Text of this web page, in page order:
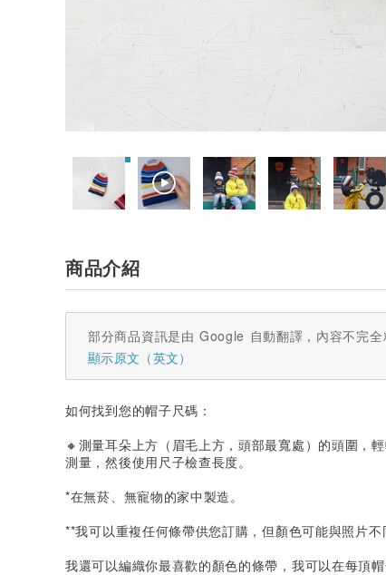
商品介紹
部分商品資訊是由 Google 自動翻譯，內容不完全
顯示原文（英文）
如何找到您的帽子尺碼：
🔸測量耳朵上方（眉毛上方，頭部最寬處）的頭圍，
測量，然後使用尺子檢查長度。
*在無菸、無寵物的家中製造。
**我可以重複任何條帶供您訂購，但顏色可能與照片不
我還可以編織你最喜歡的顏色的條帶，我可以在每頂帽